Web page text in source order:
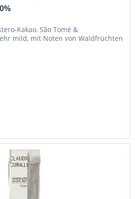
Kakao, São Tomé &
mild, mit Noten von Waldfrüchten